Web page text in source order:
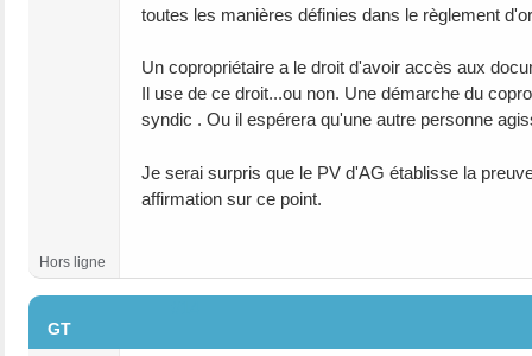
toutes les manières définies dans le règlement
Un copropriétaire a le droit d'avoir accès aux
Il use de ce droit...ou non. Une démarche du
syndic . Ou il espérera qu'une autre personne
Je serai surpris que le PV d'AG établisse la
affirmation sur ce point.
Hors ligne
GT